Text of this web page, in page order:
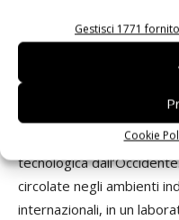
Gestisci 1771
Cookie
Il prototipo di
Mentre Washington e
la Cina lavora per
tecnologica
circolate negli ambienti
internazionali, in un